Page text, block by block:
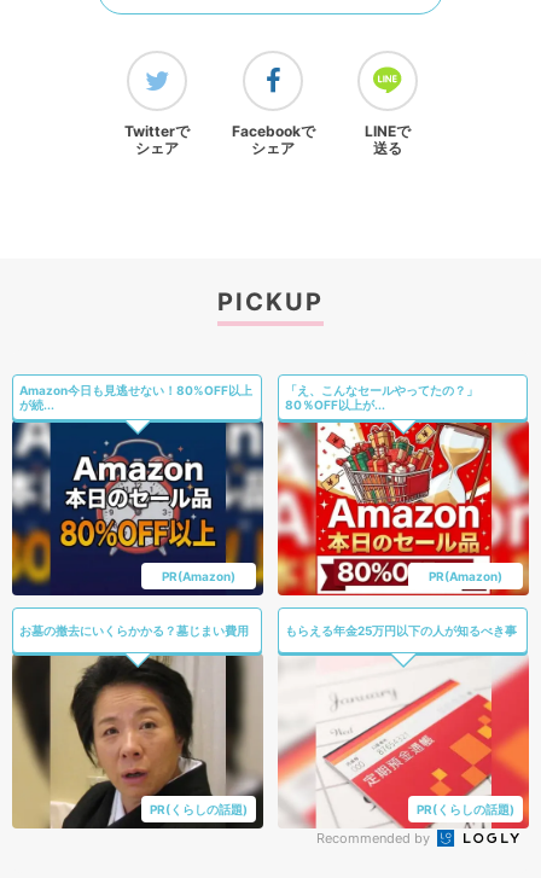
Twitterで
シェア
Facebookで
シェア
LINEで
送る
PICKUP
Amazon今日も見逃せない！80%OFF以上
が続...
PR(Amazon)
「え、こんなセールやってたの？」
80％OFF以上が...
PR(Amazon)
お墓の撤去にいくらかかる？墓じまい費用
PR(くらしの話題)
もらえる年金25万円以下の人が知るべき事
PR(くらしの話題)
Recommended by